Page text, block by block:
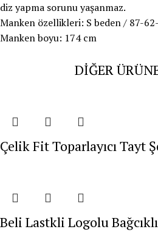
diz yapma sorunu yaşanmaz.
Manken özellikleri: S beden / 87-
Manken boyu: 174 cm
DİĞER
Çelik Fit Toparlayıcı Tayt
Beli Lastkli Logolu